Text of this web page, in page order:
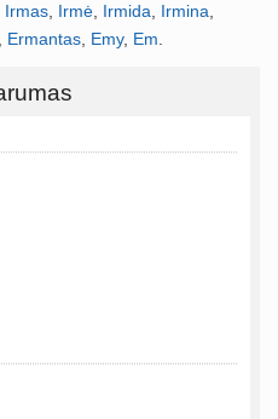
Irmas Irmė Irmida Irmina
Ermantas Emy, Em